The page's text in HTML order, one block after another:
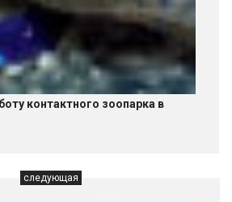
контактного зоопарка в
следующая